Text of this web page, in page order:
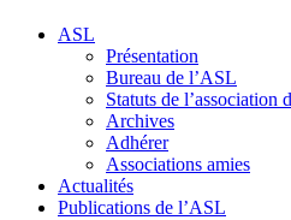
ASL
Présentation
Bureau de l’ASL
Statuts de l’association
Archives
Adhérer
Associations amies
Actualités
Publications de l’ASL